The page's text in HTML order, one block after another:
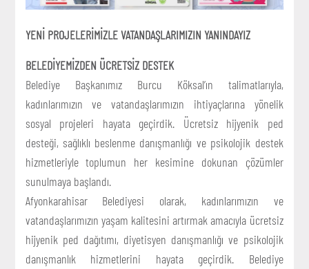
YENİ PROJELERİMİZLE VATANDAŞLARIMIZIN YANINDAYIZ
BELEDİYEMİZDEN ÜCRETSİZ DESTEK
Belediye Başkanımız Burcu Köksal’ın talimatlarıyla,
kadınlarımızın ve vatandaşlarımızın ihtiyaçlarına yönelik
sosyal projeleri hayata geçirdik. Ücretsiz hijyenik ped
desteği, sağlıklı beslenme danışmanlığı ve psikolojik destek
hizmetleriyle toplumun her kesimine dokunan çözümler
sunulmaya başlandı.
Afyonkarahisar Belediyesi olarak, kadınlarımızın ve
vatandaşlarımızın yaşam kalitesini artırmak amacıyla ücretsiz
hijyenik ped dağıtımı, diyetisyen danışmanlığı ve psikolojik
danışmanlık hizmetlerini hayata geçirdik. Belediye